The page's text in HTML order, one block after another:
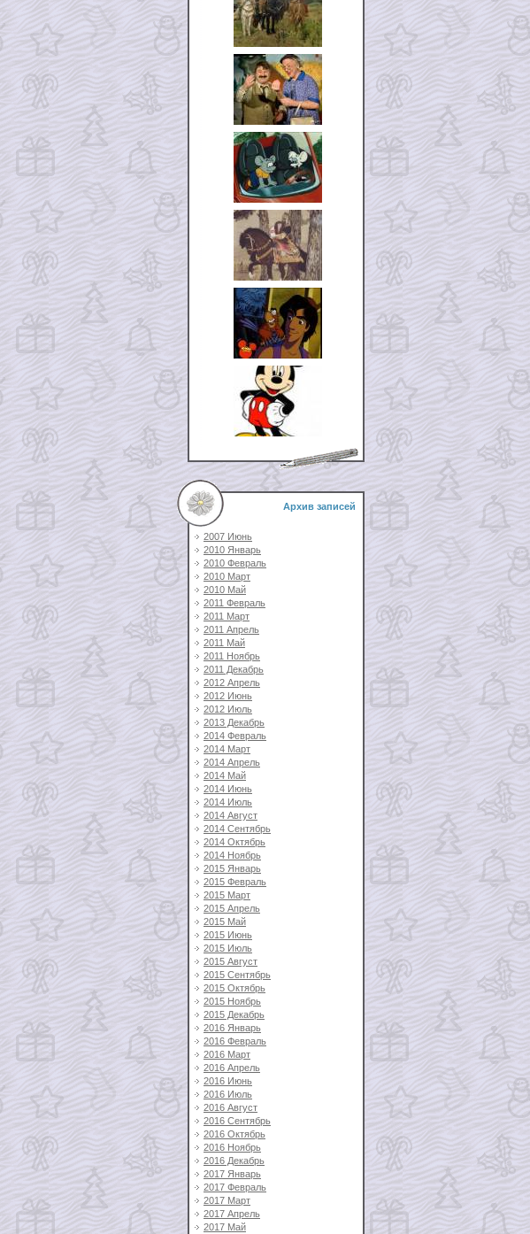
Архив записей
2007 Июнь
2010 Январь
2010 Февраль
2010 Март
2010 Май
2011 Февраль
2011 Март
2011 Апрель
2011 Май
2011 Ноябрь
2011 Декабрь
2012 Апрель
2012 Июнь
2012 Июль
2013 Декабрь
2014 Февраль
2014 Март
2014 Апрель
2014 Май
2014 Июнь
2014 Июль
2014 Август
2014 Сентябрь
2014 Октябрь
2014 Ноябрь
2015 Январь
2015 Февраль
2015 Март
2015 Апрель
2015 Май
2015 Июнь
2015 Июль
2015 Август
2015 Сентябрь
2015 Октябрь
2015 Ноябрь
2015 Декабрь
2016 Январь
2016 Февраль
2016 Март
2016 Апрель
2016 Июнь
2016 Июль
2016 Август
2016 Сентябрь
2016 Октябрь
2016 Ноябрь
2016 Декабрь
2017 Январь
2017 Февраль
2017 Март
2017 Апрель
2017 Май